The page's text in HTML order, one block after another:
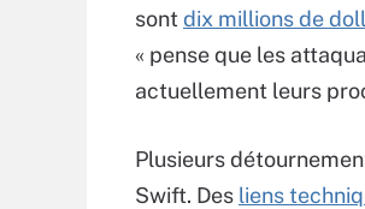
sont dix millions de
« pense que les
actuellement leurs
Plusieurs
Swift. Des liens